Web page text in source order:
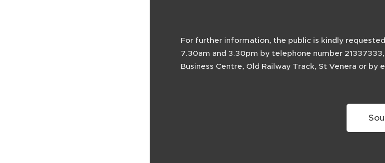
For further information, the public is kindly
7.30am and 3.30pm by telephone number
Business Centre, Old Railway Track, St Venera or